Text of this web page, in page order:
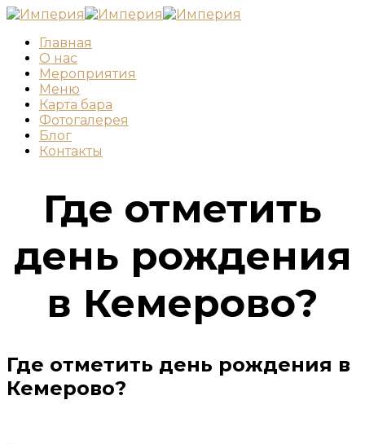
Главная
О нас
Мероприятия
Меню
Карта бара
Фотогалерея
Блог
Контакты
Где отметить
день рождения
в Кемерово?
Где отметить день рождения в
Кемерово?